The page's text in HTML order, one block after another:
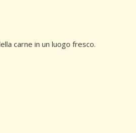
carne in un luogo fresco.